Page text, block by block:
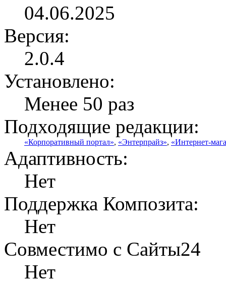
04.06.2025
Версия:
2.0.4
Установлено:
Менее 50 раз
Подходящие редакции:
«Корпоративный портал», «Энтерпрайз», «Интернет-
Адаптивность:
Нет
Поддержка Композита:
Нет
Совместимо с Сайты24
Нет